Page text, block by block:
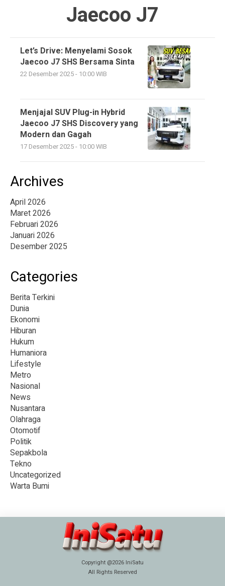
Jaecoo J7
Let’s Drive: Menyelami Sosok
Jaecoo J7 SHS Bersama Sinta
22 Desember 2025 - 10:00 WIB
Menjajal SUV Plug-in Hybrid
Jaecoo J7 SHS Discovery yang
Modern dan Gagah
17 Desember 2025 - 10:00 WIB
Archives
April 2026
Maret 2026
Februari 2026
Januari 2026
Desember 2025
Categories
Berita Terkini
Dunia
Ekonomi
Hiburan
Hukum
Humaniora
Lifestyle
Metro
Nasional
News
Nusantara
Olahraga
Otomotif
Politik
Sepakbola
Tekno
Uncategorized
Warta Bumi
Copyright @2026 IniSatu
All Rights Reserved